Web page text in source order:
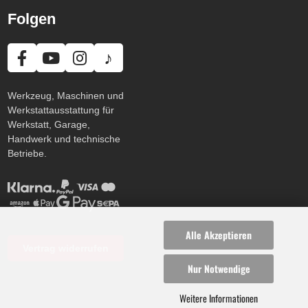
Alle Akzeptieren
Nur Notwendige
Weitere Informationen
Folgen
♪
Werkzeug, Maschinen und
Werkstattausstattung für
Werkstatt, Garage,
Handwerk und technische
Betriebe.